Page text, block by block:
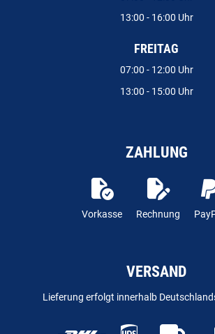
13:00 - 16:00 Uhr
FREITAG
07:00 - 12:00 Uhr
13:00 - 15:00 Uhr
ZAHLUNG
Vorkasse Rechnung
VERSAND
Lieferung erfolgt innerhalb